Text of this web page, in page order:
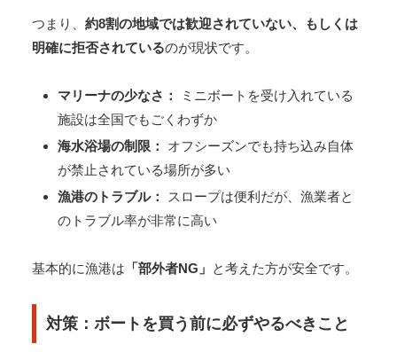
つまり、 約8割の地域では歓迎されていない、もしくは
明確に拒否されているのが現状です。
マリーナの少なさ：
ミニボートを受け入れている
施設は全国でもごくわずか
海水浴場の制限：
オフシーズンでも持ち込み自体
が禁止されている場所が多い
漁港のトラブル：
スロープは便利だが、漁業者と
のトラブル率が非常に高い
基本的に漁港は 「部外者NG」 と考えた方が安全です。
対策：ボートを買う前に必ずやるべきこと